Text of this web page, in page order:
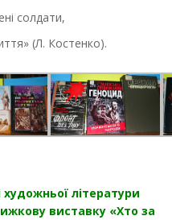
солдати,
(Л. Костенко).
літератури
виставку «Хто за